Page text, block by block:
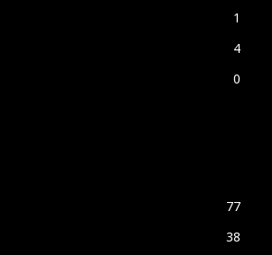
1
4
0
77
38